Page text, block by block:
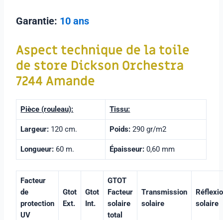
Garantie: 10 ans
Aspect technique de la toile
de store Dickson Orchestra
7244 Amande
Pièce (rouleau): Tissu:
Largeur: 120 cm. Poids: 290 gr/m2
Longueur: 60 m. Épaisseur:0,60 mm
Facteur
de
protection
UV
Gtot
Ext.
Gtot
Int.
GTOT
Facteur
solaire
total
Transmission
solaire
solaire